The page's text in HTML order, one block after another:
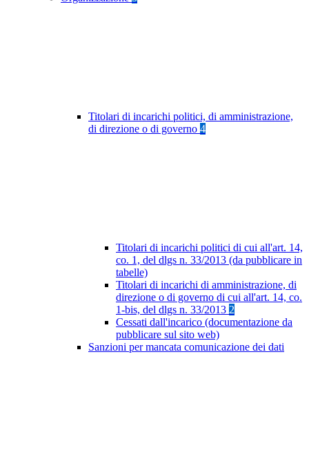
Titolari di incarichi politici, di amministrazione,
di direzione o di governo 4
Titolari di incarichi politici di cui all'art. 14,
co. 1, del dlgs n. 33/2013 (da pubblicare in
tabelle)
Titolari di incarichi di amministrazione, di
direzione o di governo di cui all'art. 14, co.
1-bis, del dlgs n. 33/2013 2
Cessati dall'incarico (documentazione da
pubblicare sul sito web)
Sanzioni per mancata comunicazione dei dati